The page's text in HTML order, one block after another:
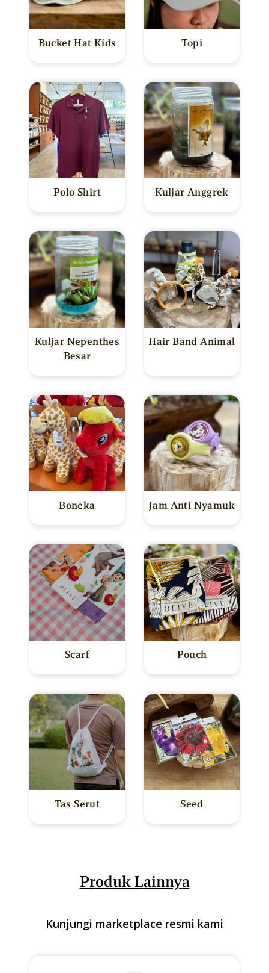
PENYEWAAN
FASILITAS
SPACE RENTAL
MERCHANDISE
BALI
Bucket Hat Kids Topi
Polo Shirt Kuljar Anggrek
Kuljar Nepenthes
Besar
Hair Band Animal
Boneka Jam Anti Nyamuk
Scarf Pouch
Tas Serut Seed
Produk Lainnya
Kunjungi marketplace resmi kami